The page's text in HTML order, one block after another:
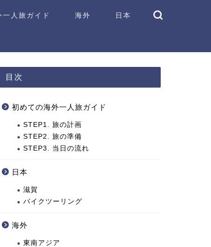
人旅ガイド 海外 日本
目次
初めての海外一人旅ガイド
STEP1. 旅の計画
STEP2. 旅の準備
STEP3. 当日の流れ
日本
滋賀
バイクツーリング
海外
東南アジア